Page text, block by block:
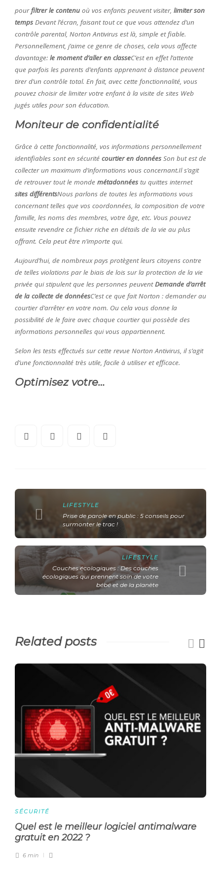
pourfiltrer le contenu où vos enfants peuvent visiter, limiter son
temps Devant l’écran, faisant tout ce que vous attendez d’un
contrôle parental, Norton Antivirus est là, simple et fiable.
Personnellement, j’aime ce genre de choses, cela vous affecte
davantage: le moment d’aller en classeC’est en effet l’attente
que parfois les parents d’enfants apprenant à distance peuvent
tirer d’un contrôle total. En fait, avec cette fonctionnalité, vous
pouvez choisir de limiter votre enfant à la visite de sites Web
jugés utiles pour son éducation.
Moniteur de confidentialité
Grâce à cette fonctionnalité, vos informations personnellement
identifiables sont en sécurité courtier en données Son but est de
collecter un maximum d’informations vous concernant.Il s’agit
de retrouver tout le monde métadonnées tu quittes internet
sites différentsNous parlons de toutes les informations vous
concernant telles que vos coordonnées, la composition de votre
famille, les noms des membres, votre âge, etc. Vous pouvez
ensuite revendre ce fichier riche en détails de la vie au plus
offrant. Cela peut être n’importe qui.
Aujourd’hui, de nombreux pays protègent leurs citoyens contre
de telles violations par le biais de lois sur la protection de la vie
privée qui stipulent que les personnes peuventDemande d’arrêt
de la collecte de donnéesC’est ce que fait Norton : demander au
courtier d’arrêter en votre nom. Ou cela vous donne la
possibilité de le faire avec chaque courtier qui possède des
informations personnelles qui vous appartiennent.
Selon les tests effectués sur cette revue Norton Antivirus, il s’agit
d’une fonctionnalité très utile, facile à utiliser et efficace.
Optimisez votre…
LIFESTYLE
Prise de parole en public : 5 conseils pour
surmonter le trac !
LIFESTYLE
Couches écologiques : Des couches
écologiques qui prennent soin de votre
bébé et de la planète
Related posts
SÉCURITÉ
Quel est le meilleur logiciel antimalware
gratuit en 2022 ?
6 min